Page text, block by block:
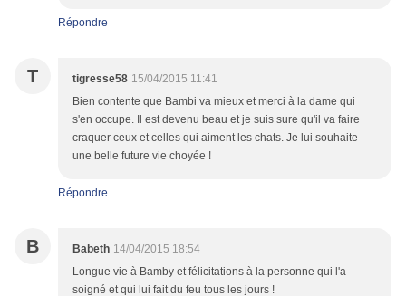
Répondre
T tigresse58 15/04/2015 11:41
Bien contente que Bambi va mieux et merci à la dame qui
s'en occupe. Il est devenu beau et je suis sure qu'il va faire
craquer ceux et celles qui aiment les chats. Je lui souhaite
une belle future vie choyée !
Répondre
B Babeth 14/04/2015 18:54
Longue vie à Bamby et félicitations à la personne qui l'a
soigné et qui lui fait du feu tous les jours !